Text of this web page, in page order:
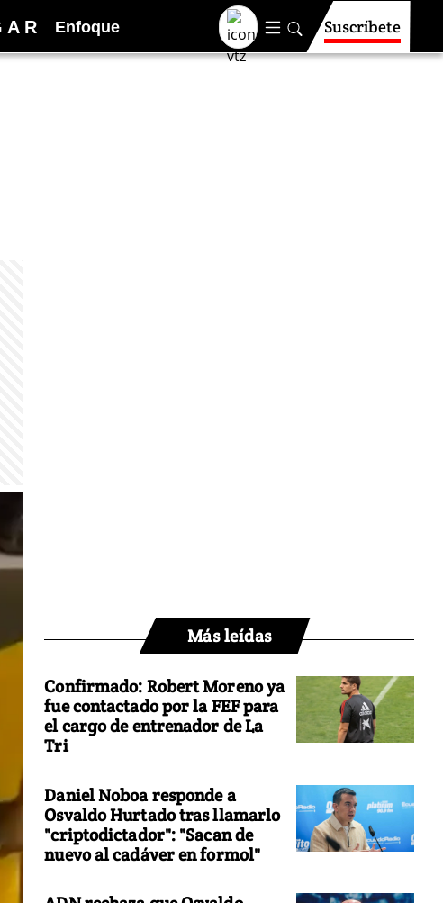
A R Enfoque Suscríbete
Más leídas
Confirmado: Robert Moreno ya
fue contactado por la FEF para
el cargo de entrenador de La
Tri
Daniel Noboa responde a
Osvaldo Hurtado tras llamarlo
"criptodictador": "Sacan de
nuevo al cadáver en formol"